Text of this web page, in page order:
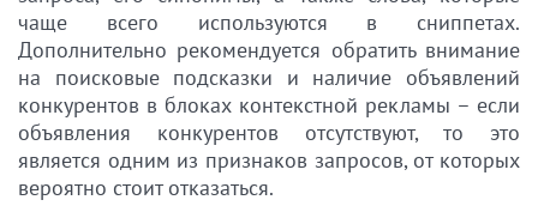
чаще всего используются в сниппетах.
Дополнительно рекомендуется обратить внимание
на поисковые подсказки и наличие объявлений
конкурентов в блоках контекстной рекламы – если
объявления конкурентов отсутствуют, то это
является одним из признаков запросов, от которых
вероятно стоит отказаться.